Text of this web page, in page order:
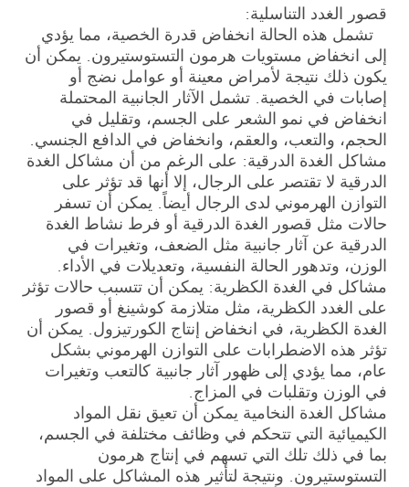
قصور الغدد التناسلية:
تشمل هذه الحالة انخفاض قدرة الخصية، مما يؤدي
إلى انخفاض مستويات هرمون التستوستيرون. يمكن أن
يكون ذلك نتيجة لأمراض معينة أو عوامل نضج أو
إصابات في الخصية. تشمل الآثار الجانبية المحتملة
انخفاض في نمو الشعر على الجسم، وتقليل في
الحجم، والتعب، والعقم، وانخفاض في الدافع الجنسي.
مشاكل الغدة الدرقية: على الرغم من أن مشاكل الغدة
الدرقية لا تقتصر على الرجال، إلا أنها قد تؤثر على
التوازن الهرموني لدى الرجال أيضاً. يمكن أن تسفر
حالات مثل قصور الغدة الدرقية أو فرط نشاط الغدة
الدرقية عن آثار جانبية مثل الضعف، وتغيرات في
الوزن، وتدهور الحالة النفسية، وتعديلات في الأداء.
مشاكل في الغدة الكظرية: يمكن أن تتسبب حالات تؤثر
على الغدد الكظرية، مثل متلازمة كوشينغ أو قصور
الغدة الكظرية، في انخفاض إنتاج الكورتيزول. يمكن أن
تؤثر هذه الاضطرابات على التوازن الهرموني بشكل
عام، مما يؤدي إلى ظهور آثار جانبية كالتعب وتغيرات
في الوزن وتقلبات في المزاج.
مشاكل الغدة النخامية يمكن أن تعيق نقل المواد
الكيميائية التي تتحكم في وظائف مختلفة في الجسم،
بما في ذلك تلك التي تسهم في إنتاج هرمون
التستوستيرون. ونتيجة لتأثير هذه المشاكل على المواد